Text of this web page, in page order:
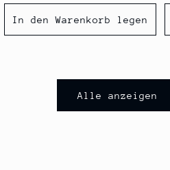
In den Warenkorb legen
Alle anzeigen